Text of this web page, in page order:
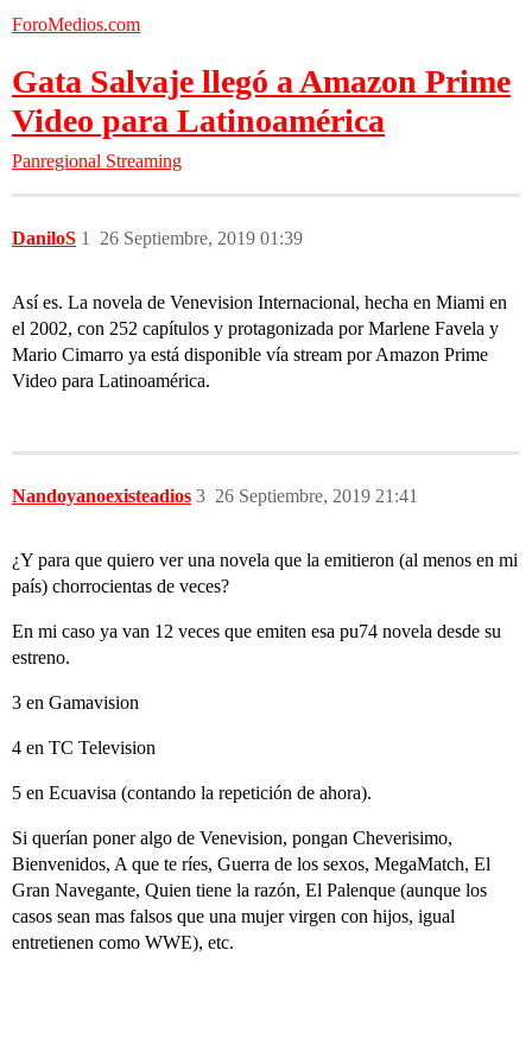
ForoMedios.com
Gata Salvaje llegó a Amazon Prime
Video para Latinoamérica
Panregional Streaming
DaniloS 26 Septiembre, 2019 01:39
1
Así es. La novela de Venevision Internacional, hecha en Miami en
el 2002, con 252 capítulos y protagonizada por Marlene Favela y
Mario Cimarro ya está disponible vía stream por Amazon Prime
Video para Latinoamérica.
Nandoyanoexisteadios 26 Septiembre, 2019 21:41
3
¿Y para que quiero ver una novela que la emitieron (al menos en mi
país) chorrocientas de veces?
En mi caso ya van 12 veces que emiten esa pu74 novela desde su
estreno.
3 en Gamavision
4 en TC Television
5 en Ecuavisa (contando la repetición de ahora).
Si querían poner algo de Venevision, pongan Cheverisimo,
Bienvenidos, A que te ríes, Guerra de los sexos, MegaMatch, El
Gran Navegante, Quien tiene la razón, El Palenque (aunque los
casos sean mas falsos que una mujer virgen con hijos, igual
entretienen como WWE), etc.